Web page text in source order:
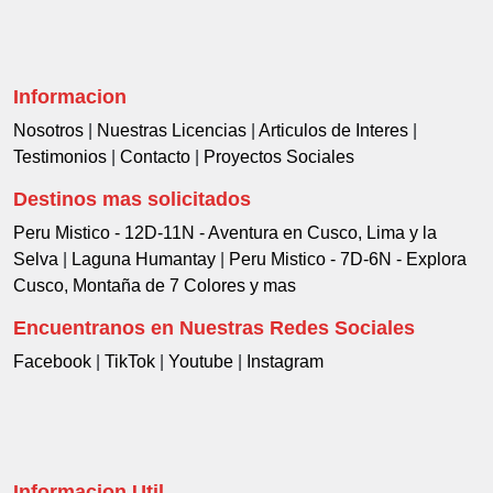
Informacion
Nosotros Nuestras Licencias Articulos de Interes
Testimonios
Contacto Proyectos Sociales
Destinos mas solicitados
Peru Mistico - 12D-11N - Aventura en Cusco, Lima y la
Selva
Laguna Humantay
Peru Mistico - 7D-6N - Explora
Cusco, Montaña de 7 Colores y mas
Encuentranos en Nuestras Redes Sociales
Facebook TikTok Youtube Instagram